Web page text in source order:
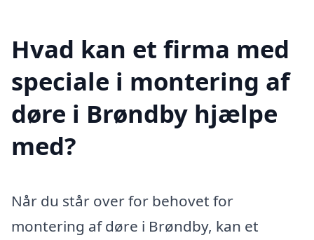
Hvad kan et firma med
speciale i montering af
døre i Brøndby hjælpe
med?
Når du står over for behovet for
montering af døre i Brøndby, kan et